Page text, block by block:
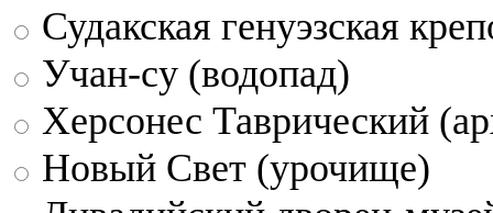
Судакская генуэзская
Учан-су (водопад)
Херсонес Таврический
Новый Свет (урочище)